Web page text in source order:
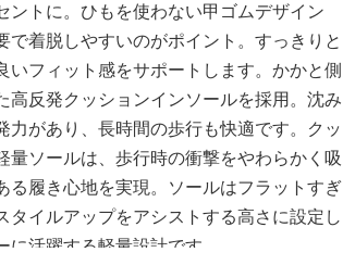
ントに。ひもを使わない甲ゴムデザイン
で着脱しやすいのがポイント。すっきりと
いフィット感をサポートします。かかと側
高反発クッションインソールを採用。沈み
力があり、長時間の歩行も快適です。クッ
量ソールは、歩行時の衝撃をやわらかく吸
る履き心地を実現。ソールはフラットすぎ
タイルアップをアシストする高さに設定し
に活躍する軽量設計です。